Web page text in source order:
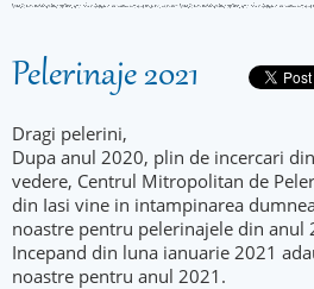
Pelerinaje 2021
Dragi pelerini,
Dupa anul 2020, plin de incercari
vedere, Centrul Mitropolitan de
din Iasi vine in intampinarea
noastre pentru pelerinajele din anul
Incepand din luna ianuarie 2021
noastre pentru anul 2021.